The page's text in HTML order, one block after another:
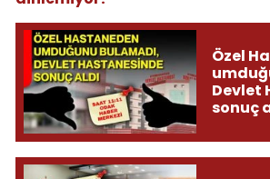
Özel
Devlet
sonuç